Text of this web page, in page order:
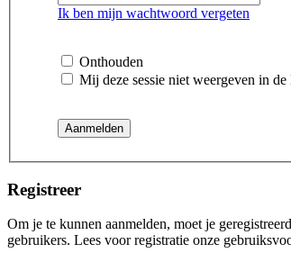
Ik ben mijn wachtwoord vergeten
Onthouden
Mij deze sessie niet weergeven in
Registreer
Om je te kunnen aanmelden, moet je
gebruikers. Lees voor registratie onze